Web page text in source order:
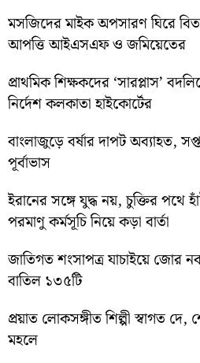
মসজিদের মাইক অপসারণ ঘিরে
আপত্তি আইএসএফ ও জমিয়েতের
প্রাথমিক শিক্ষকদের ‘সারপ্লাস’
নির্দেশ কলকাতা হাইকোর্টের
বাংলাজুড়ে বর্ষার দাপট অব্যাহত,
পূর্বাভাস
ইরানের সঙ্গে যুদ্ধ নয়, চুক্তির পথে
পরমাণু কর্মসূচি নিয়ে কড়া বার্তা
জাতিগত শংসাপত্র যাচাইয়ে জোর
বাতিল ১৩৫টি
প্রয়াত লোকসঙ্গীত শিল্পী স্বাগত দে,
মহলে